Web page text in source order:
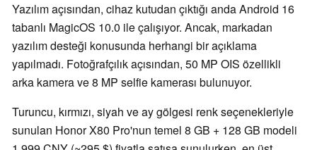
Yazılım açısından, cihaz kutudan çıktığı anda Android 16
tabanlı MagicOS 10.0 ile çalışıyor. Ancak, markadan
yazılım desteği konusunda herhangi bir açıklama
yapılmadı. Fotoğrafçılık açısından, 50 MP OIS özellikli
arka kamera ve 8 MP selfie kamerası bulunuyor.
Turuncu, kırmızı, siyah ve ay gölgesi renk seçenekleriyle
sunulan Honor X80 Pro'nun temel 8 GB + 128 GB modeli